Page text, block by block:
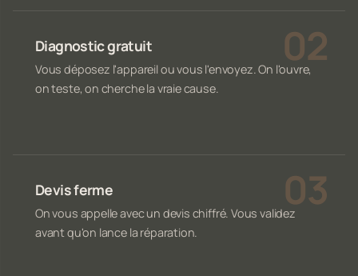
Diagnostic gratuit
Vous déposez l'appareil ou vous l'envoyez. On l'ouvre,
on teste, on cherche la vraie cause.
Devis ferme
On vous appelle avec un devis chiffré. Vous validez
avant qu'on lance la réparation.